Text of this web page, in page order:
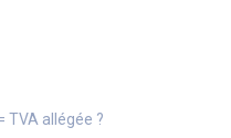
TVA allégée ?